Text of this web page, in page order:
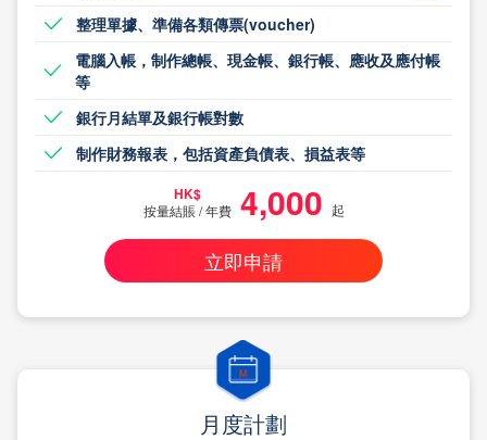
整理單據、準備各類傳票(voucher)
電腦入帳，制作總帳、現金帳、銀行帳、應收及應付帳
等
銀行月結單及銀行帳對數
制作財務報表，包括資產負債表、損益表等
HK$
按量結賬 / 年費 4,000 起
立即申請
月度計劃